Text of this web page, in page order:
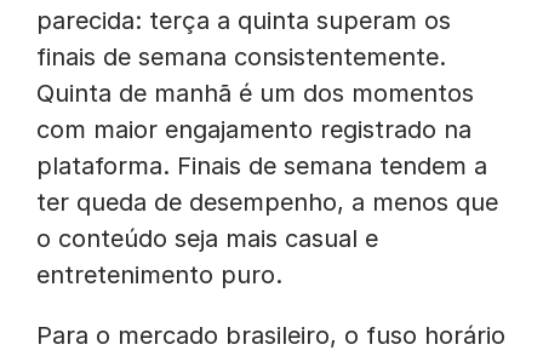
parecida: terça a quinta superam os
finais de semana consistentemente.
Quinta de manhã é um dos momentos
com maior engajamento registrado na
plataforma. Finais de semana tendem a
ter queda de desempenho, a menos que
o conteúdo seja mais casual e
entretenimento puro.
Para o mercado brasileiro, o fuso horário